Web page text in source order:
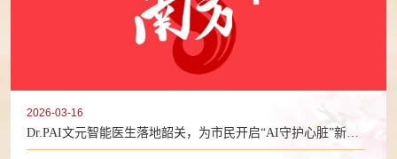
2026-03-16
Dr.PAI文元智能医生落地韶关，为市民开启“AI守护心脏”新模